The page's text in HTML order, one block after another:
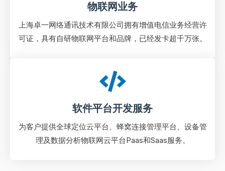
物联网业务
上海卓一网络通讯技术有限公司拥有增值电信业务经营许
可证，具有自研物联网平台和品牌，已经发卡超千万张。
软件平台开发服务
为客户提供全球定位云平台、蜂窝连接管理平台、设备管
理及数据分析物联⽹云平台Paas和Saas服务。